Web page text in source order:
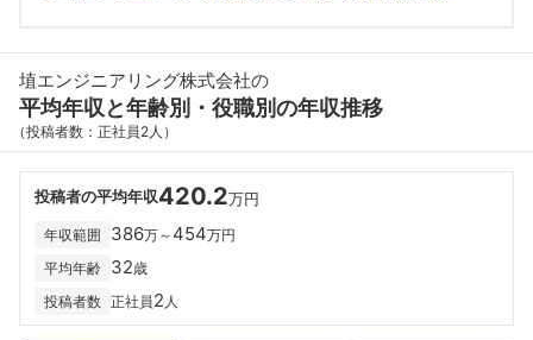
埴エンジニアリング株式会社の
平均年収と年齢別・役職別の年収推移
（投稿者数：正社員2人）
投稿者の平均年収420.2万円
年収範囲 386万～ 454万円
平均年齢 32歳
投稿者数 正社員2 人